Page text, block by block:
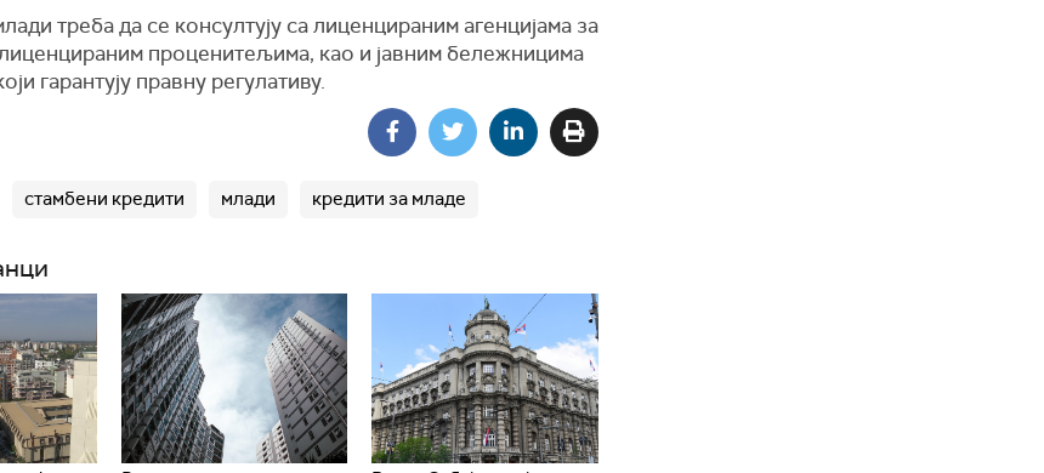
треба да се консултују са лиценцираним агенцијама за
проценитељима, као и јавним бележницима
гарантују правну регулативу.
стамбени кредити млади кредити за младе